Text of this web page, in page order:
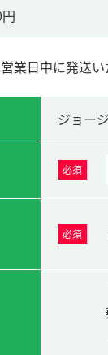
業日中に発送
ジョー
必須
必須